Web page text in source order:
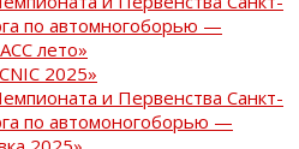
по автомногоборью —
лето»
2025»
и Первенства Санкт-
по автомоногоборью —